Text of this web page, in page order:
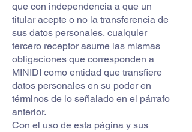
que con independencia a que un
titular acepte o no la transferencia de
sus datos personales, cualquier
tercero receptor asume las mismas
obligaciones que corresponden a
MINIDI como entidad que transfiere
datos personales en su poder en
términos de lo señalado en el párrafo
anterior.
Con el uso de esta página y sus